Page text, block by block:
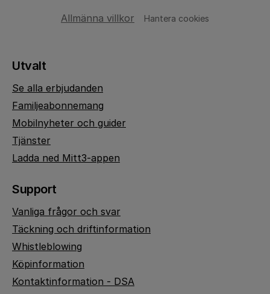
Allmänna villkor Hantera cookies
Utvalt
Se alla erbjudanden
Familjeabonnemang
Mobilnyheter och guider
Tjänster
Ladda ned Mitt3-appen
Support
Vanliga frågor och svar
Täckning och driftinformation
Whistleblowing
Köpinformation
Kontaktinformation - DSA